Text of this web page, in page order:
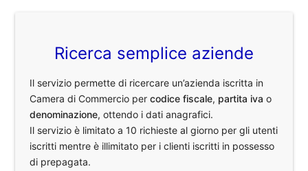
Ricerca semplice aziende
Il servizio permette di ricercare un’azienda iscritta in
Camera di Commercio percodice fiscale, partita iva o
denominazione, ottendo i dati anagrafici.
Il servizio è limitato a 10 richieste al giorno per gli utenti
iscritti mentre è illimitato per i clienti iscritti in possesso
di prepagata.